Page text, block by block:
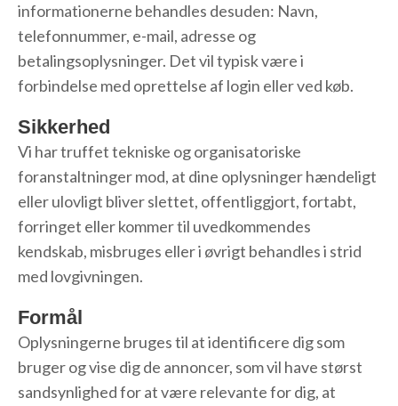
informationerne behandles desuden: Navn,
telefonnummer, e-mail, adresse og
betalingsoplysninger. Det vil typisk være i
forbindelse med oprettelse af login eller ved køb.
Sikkerhed
Vi har truffet tekniske og organisatoriske
foranstaltninger mod, at dine oplysninger hændeligt
eller ulovligt bliver slettet, offentliggjort, fortabt,
forringet eller kommer til uvedkommendes
kendskab, misbruges eller i øvrigt behandles i strid
med lovgivningen.
Formål
Oplysningerne bruges til at identificere dig som
bruger og vise dig de annoncer, som vil have størst
sandsynlighed for at være relevante for dig, at